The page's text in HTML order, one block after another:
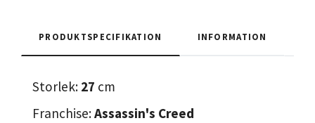
PRODUKTSPECIFIKATION INFORMATION
Storlek: 27 cm
Franchise:Assassin's Creed